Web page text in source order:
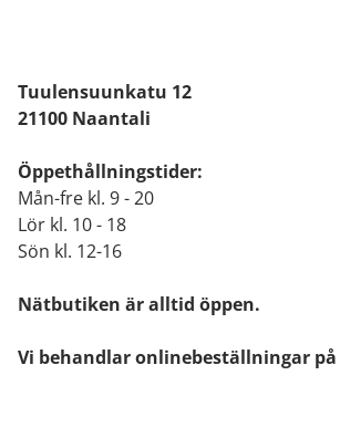
Tuulensuunkatu 12
21100 Naantali
Öppethållningstider:
Mån-fre kl. 9 - 20
Lör kl. 10 - 18
Sön kl. 12-16
Nätbutiken är alltid öppen.
Vi behandlar onlinebeställningar